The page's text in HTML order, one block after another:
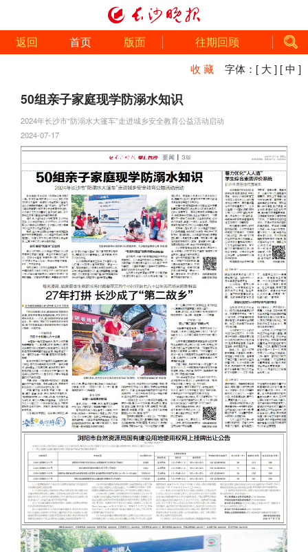
返回 首页 版面 往期回顾
收 藏 字体： [ 大 ] [ 中 ]
50组亲子家庭现学防溺水知识
2024年长沙市“防溺水大篷车”走进城乡安全教育公益活动启动
2024-07-17